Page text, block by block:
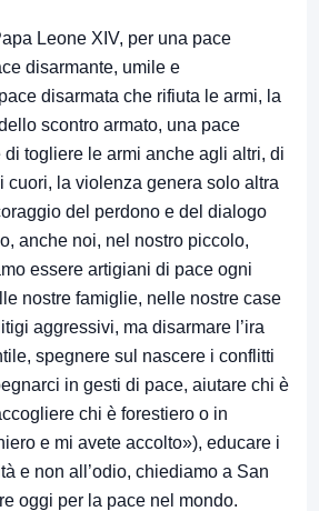
Leone XIV, per una pace
disarmante, umile e
disarmata che rifiuta le armi, la
scontro armato, una pace
togliere le armi anche agli altri, di
cuori, la violenza genera solo altra
del perdono e del dialogo
anche noi, nel nostro piccolo,
essere artigiani di pace ogni
nostre famiglie, nelle nostre case
aggressivi, ma disarmare l’ira
spegnere sul nascere i conflitti
in gesti di pace, aiutare chi è
chi è forestiero o in
e mi avete accolto»), educare i
e non all’odio, chiediamo a San
oggi per la pace nel mondo.